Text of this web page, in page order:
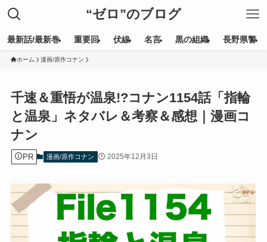
“ゼロ”のブログ
最新話/最新巻 重要回 伏線 名言 黒の組織 長野県警
ホーム 漫画/原作コナン
千速＆重悟が温泉!?コナン1154話「指輪
と温泉」ネタバレ＆考察＆感想｜漫画コ
ナン
PR 漫画/原作コナン 2025年12月3日